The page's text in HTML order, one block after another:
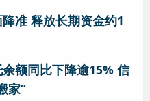
准 释放长期资金约1
额同比下降逾15% 信
家”